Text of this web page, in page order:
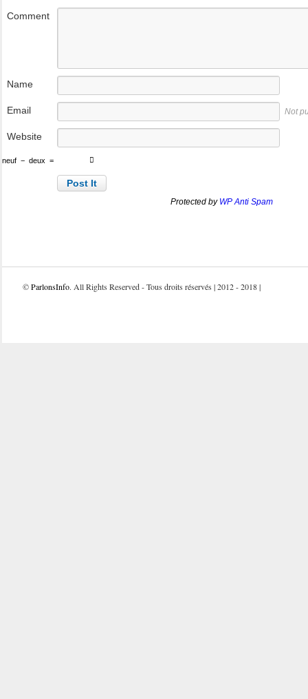
Comment
Name
Email Not
Website
neuf − deux =
Protected by WP Anti Spam
©ParlonsInfo. All Rights Reserved - Tous droits réservés | 2012 - 2018 |